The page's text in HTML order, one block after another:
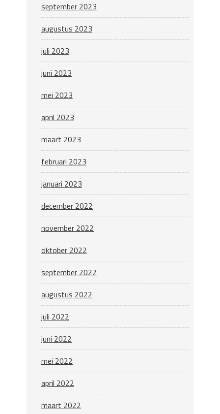
september 2023
augustus 2023
juli 2023
juni 2023
mei 2023
april 2023
maart 2023
februari 2023
januari 2023
december 2022
november 2022
oktober 2022
september 2022
augustus 2022
juli 2022
juni 2022
mei 2022
april 2022
maart 2022